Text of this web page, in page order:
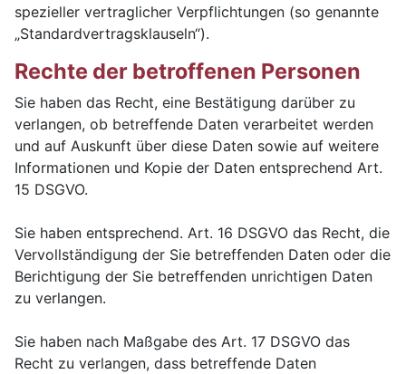
spezieller vertraglicher Verpflichtungen (so genannte
„Standardvertragsklauseln“).
Rechte der betroffenen Personen
Sie haben das Recht, eine Bestätigung darüber zu
verlangen, ob betreffende Daten verarbeitet werden
und auf Auskunft über diese Daten sowie auf weitere
Informationen und Kopie der Daten entsprechend Art.
15 DSGVO.
Sie haben entsprechend. Art. 16 DSGVO das Recht, die
Vervollständigung der Sie betreffenden Daten oder die
Berichtigung der Sie betreffenden unrichtigen Daten
zu verlangen.
Sie haben nach Maßgabe des Art. 17 DSGVO das
Recht zu verlangen, dass betreffende Daten